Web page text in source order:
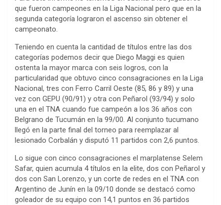
que fueron campeones en la Liga Nacional pero que en la
segunda categoría lograron el ascenso sin obtener el
campeonato.
Teniendo en cuenta la cantidad de títulos entre las dos
categorías podemos decir que Diego Maggi es quien
ostenta la mayor marca con seis logros, con la
particularidad que obtuvo cinco consagraciones en la Liga
Nacional, tres con Ferro Carril Oeste (85, 86 y 89) y una
vez con GEPU (90/91) y otra con Peñarol (93/94) y solo
una en el TNA cuando fue campeón a los 36 años con
Belgrano de Tucumán en la 99/00. Al conjunto tucumano
llegó en la parte final del torneo para reemplazar al
lesionado Corbalán y disputó 11 partidos con 2,6 puntos.
Lo sigue con cinco consagraciones el marplatense Selem
Safar, quien acumula 4 títulos en la elite, dos con Peñarol y
dos con San Lorenzo, y un corte de redes en el TNA con
Argentino de Junín en la 09/10 donde se destacó como
goleador de su equipo con 14,1 puntos en 36 partidos